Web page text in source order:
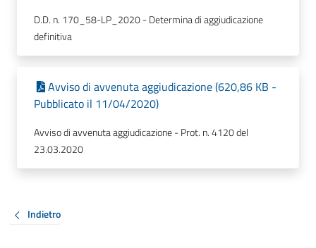
D.D. n. 170_58-LP_2020 - Determina di aggiudicazione
definitiva
Avviso di avvenuta aggiudicazione (620,86 KB -
Pubblicato il 11/04/2020)
Avviso di avvenuta aggiudicazione - Prot. n. 4120 del
23.03.2020
Indietro